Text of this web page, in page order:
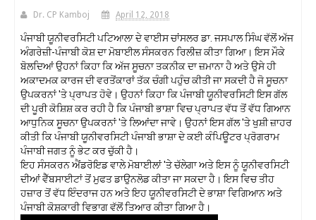
Dr. CP Kamboj April 12, 2018
ਪੰਜਾਬੀ ਯੂਨੀਵਰਸਿਟੀ ਪਟਿਆਲਾ ਦੇ ਵਾਈਸ ਚਾਂਸਲਰ ਡਾ. ਜਸਪਾਲ ਸਿੰਘ ਵੱਲੋਂ ਅੱਜ
ਅੰਗਰੇਜ਼ੀ-ਪੰਜਾਬੀ ਕੋਸ਼ ਦਾ ਮੋਬਾਈਲ ਸੰਸਕਰਨ ਰਿਲੀਜ਼ ਕੀਤਾ ਗਿਆ। ਇਸ ਮੌਕੇ
ਬੋਲਦਿਆਂ ਉਹਨਾਂ ਕਿਹਾ ਕਿ ਅੱਜ ਸੂਚਨਾ ਤਕਨੀਕ ਦਾ ਜ਼ਮਾਨਾ ਹੈ ਅਤੇ ਉਸੇ ਹੀ
ਅਕਾਦਮਕ ਕਾਰਜ ਦੀ ਵਰਤੋਂਕਾਰਾਂ ਤੱਕ ਚੰਗੀ ਪਹੁੰਚ ਕੀਤੀ ਜਾ ਸਕਦੀ ਹੈ ਜੋ ਸੂਚਨਾ
ਉਪਕਰਨਾਂ 'ਤੇ ਪ੍ਰਾਪਤ ਹੋਵੇ। ਉਹਨਾਂ ਕਿਹਾ ਕਿ ਪੰਜਾਬੀ ਯੂਨੀਵਰਸਿਟੀ ਇਸ ਗੱਲ
ਦੀ ਪੂਰੀ ਕੋਸ਼ਿਸ਼ ਕਰ ਰਹੀ ਹੈ ਕਿ ਪੰਜਾਬੀ ਭਾਸ਼ਾ ਵਿਚ ਪ੍ਰਾਪਤ ਵੱਧ ਤੋਂ ਵੱਧ ਗਿਆਨ
ਆਧੁਨਿਕ ਸੂਚਨਾ ਉਪਕਰਨਾਂ 'ਤੇ ਲਿਆਂਦਾ ਜਾਵੇ। ਉਹਨਾਂ ਇਸ ਗੱਲ 'ਤੇ ਖੁਸ਼ੀ ਜ਼ਾਹਰ
ਕੀਤੀ ਕਿ ਪੰਜਾਬੀ ਯੂਨੀਵਰਸਿਟੀ ਪੰਜਾਬੀ ਭਾਸ਼ਾ ਦੇ ਕਈ ਕੰਪਿਊਟਰ ਪ੍ਰੋਗਰਾਮ
ਪੰਜਾਬੀ ਜਗਤ ਨੂੰ ਭੇਟ ਕਰ ਚੁੱਕੀ ਹੈ।
ਇਹ ਸੰਸਕਰਨ ਐਂਡਰੋਇਡ ਵਾਲੇ ਮੋਬਾਈਲਾਂ 'ਤੇ ਚੱਲੇਗਾ ਅਤੇ ਇਸ ਨੂੰ ਯੂਨੀਵਰਸਿਟੀ
ਦੀਆਂ ਵੈੱਬਸਾਈਟਾਂ ਤੋਂ ਮੁਫਤ ਡਾਉਨਲੋਡ ਕੀਤਾ ਜਾ ਸਕਦਾ ਹੈ। ਇਸ ਵਿਚ ਤੀਹ
ਹਜ਼ਾਰ ਤੋਂ ਵੱਧ ਇੰਦਰਾਜ ਹਨ ਅਤੇ ਇਹ ਯੂਨੀਵਰਸਿਟੀ ਦੇ ਭਾਸ਼ਾ ਵਿਗਿਆਨ ਅਤੇ
ਪੰਜਾਬੀ ਕੋਸ਼ਕਾਰੀ ਵਿਭਾਗ ਵੱਲੋਂ ਤਿਆਰ ਕੀਤਾ ਗਿਆ ਹੈ।